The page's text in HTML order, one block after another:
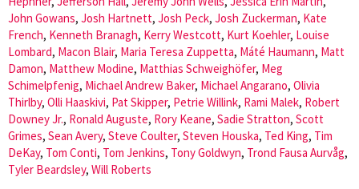
John Gowans, Josh Hartnett, Josh Peck, Josh Zuckerman, Kate
French, Kenneth Branagh, Kerry Westcott, Kurt Koehler, Louise
Lombard, Macon Blair, Maria Teresa Zuppetta, Máté Haumann, Matt
Damon, Matthew Modine, Matthias Schweighöfer, Meg
Schimelpfenig, Michael Andrew Baker, Michael Angarano, Olivia
Thirlby, Olli Haaskivi, Pat Skipper, Petrie Willink, Rami Malek, Robert
Downey Jr., Ronald Auguste, Rory Keane, Sadie Stratton, Scott
Grimes, Sean Avery, Steve Coulter, Steven Houska, Ted King, Tim
DeKay, Tom Conti, Tom Jenkins, Tony Goldwyn, Trond Fausa Aurvåg,
Tyler Beardsley, Will Roberts